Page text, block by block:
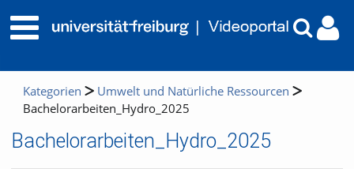
Kategorien
Umwelt und Natürliche Ressourcen
Bachelorarbeiten_Hydro_2025
Bachelorarbeiten_Hydro_2025